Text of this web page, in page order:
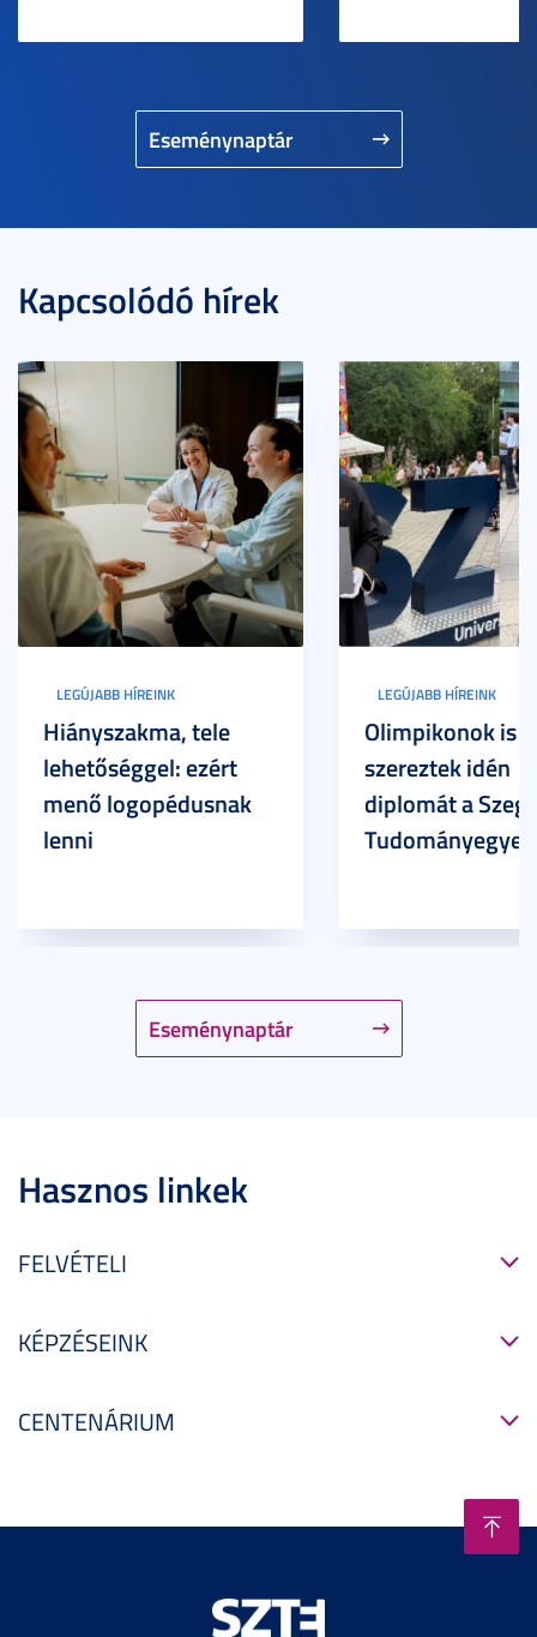
Eseménynaptár
Kapcsolódó hírek
Eseménynaptár
LEGÚJABB HÍREINK
Hiányszakma, tele
lehetőséggel: ezért
menő logopédusnak
lenni
LEGÚJABB HÍREINK
Olimpikonok is
szereztek idén
diplomát a
Hasznos linkek
FELVÉTELI
KÉPZÉSEINK
CENTENÁRIUM